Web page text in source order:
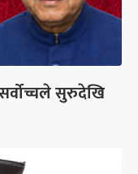
सुरुदेखि